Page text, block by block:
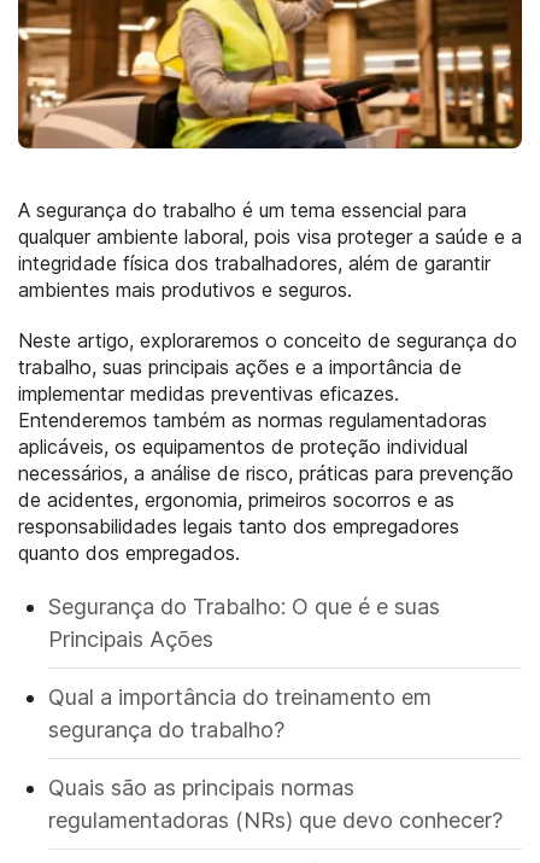
A segurança do trabalho é um tema essencial para
qualquer ambiente laboral, pois visa proteger a saúde e a
integridade física dos trabalhadores, além de garantir
ambientes mais produtivos e seguros.
Neste artigo, exploraremos o conceito de segurança do
trabalho, suas principais ações e a importância de
implementar medidas preventivas eficazes.
Entenderemos também as normas regulamentadoras
aplicáveis, os equipamentos de proteção individual
necessários, a análise de risco, práticas para prevenção
de acidentes, ergonomia, primeiros socorros e as
responsabilidades legais tanto dos empregadores
quanto dos empregados.
Segurança do Trabalho: O que é e suas
Principais Ações
Qual a importância do treinamento em
segurança do trabalho?
Quais são as principais normas
regulamentadoras (NRs) que devo conhecer?